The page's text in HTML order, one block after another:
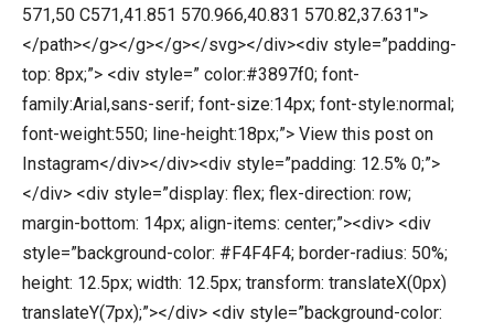
571,50 C571,41.851 570.966,40.831 570.82,37.631″>
</path></g></g></g></svg></div><div style=”padding-
top: 8px;”> <div style=” color:#3897f0; font-
family:Arial,sans-serif; font-size:14px; font-style:normal;
font-weight:550; line-height:18px;”> View this post on
Instagram</div></div><div style=”padding: 12.5% 0;”>
</div> <div style=”display: flex; flex-direction: row;
margin-bottom: 14px; align-items: center;”><div> <div
style=”background-color: #F4F4F4; border-radius: 50%;
height: 12.5px; width: 12.5px; transform: translateX(0px)
translateY(7px);”></div> <div style=”background-color: